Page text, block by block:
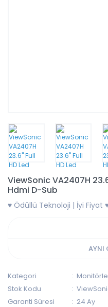
ViewSonic VA2407H
Hdmi D-Sub
♥ Ödüllü Teknoloji | İyi Fiyat
AYNI
Kategori
Stok Kodu
Garanti Süresi
24 Ay